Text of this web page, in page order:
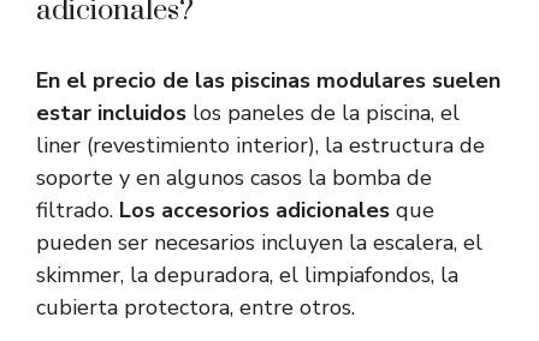
adicionales?
En el precio de las piscinas modulares suelen
estar incluidos los paneles de la piscina, el
liner (revestimiento interior), la estructura de
soporte y en algunos casos la bomba de
filtrado. Los accesorios adicionales que
pueden ser necesarios incluyen la escalera, el
skimmer, la depuradora, el limpiafondos, la
cubierta protectora, entre otros.